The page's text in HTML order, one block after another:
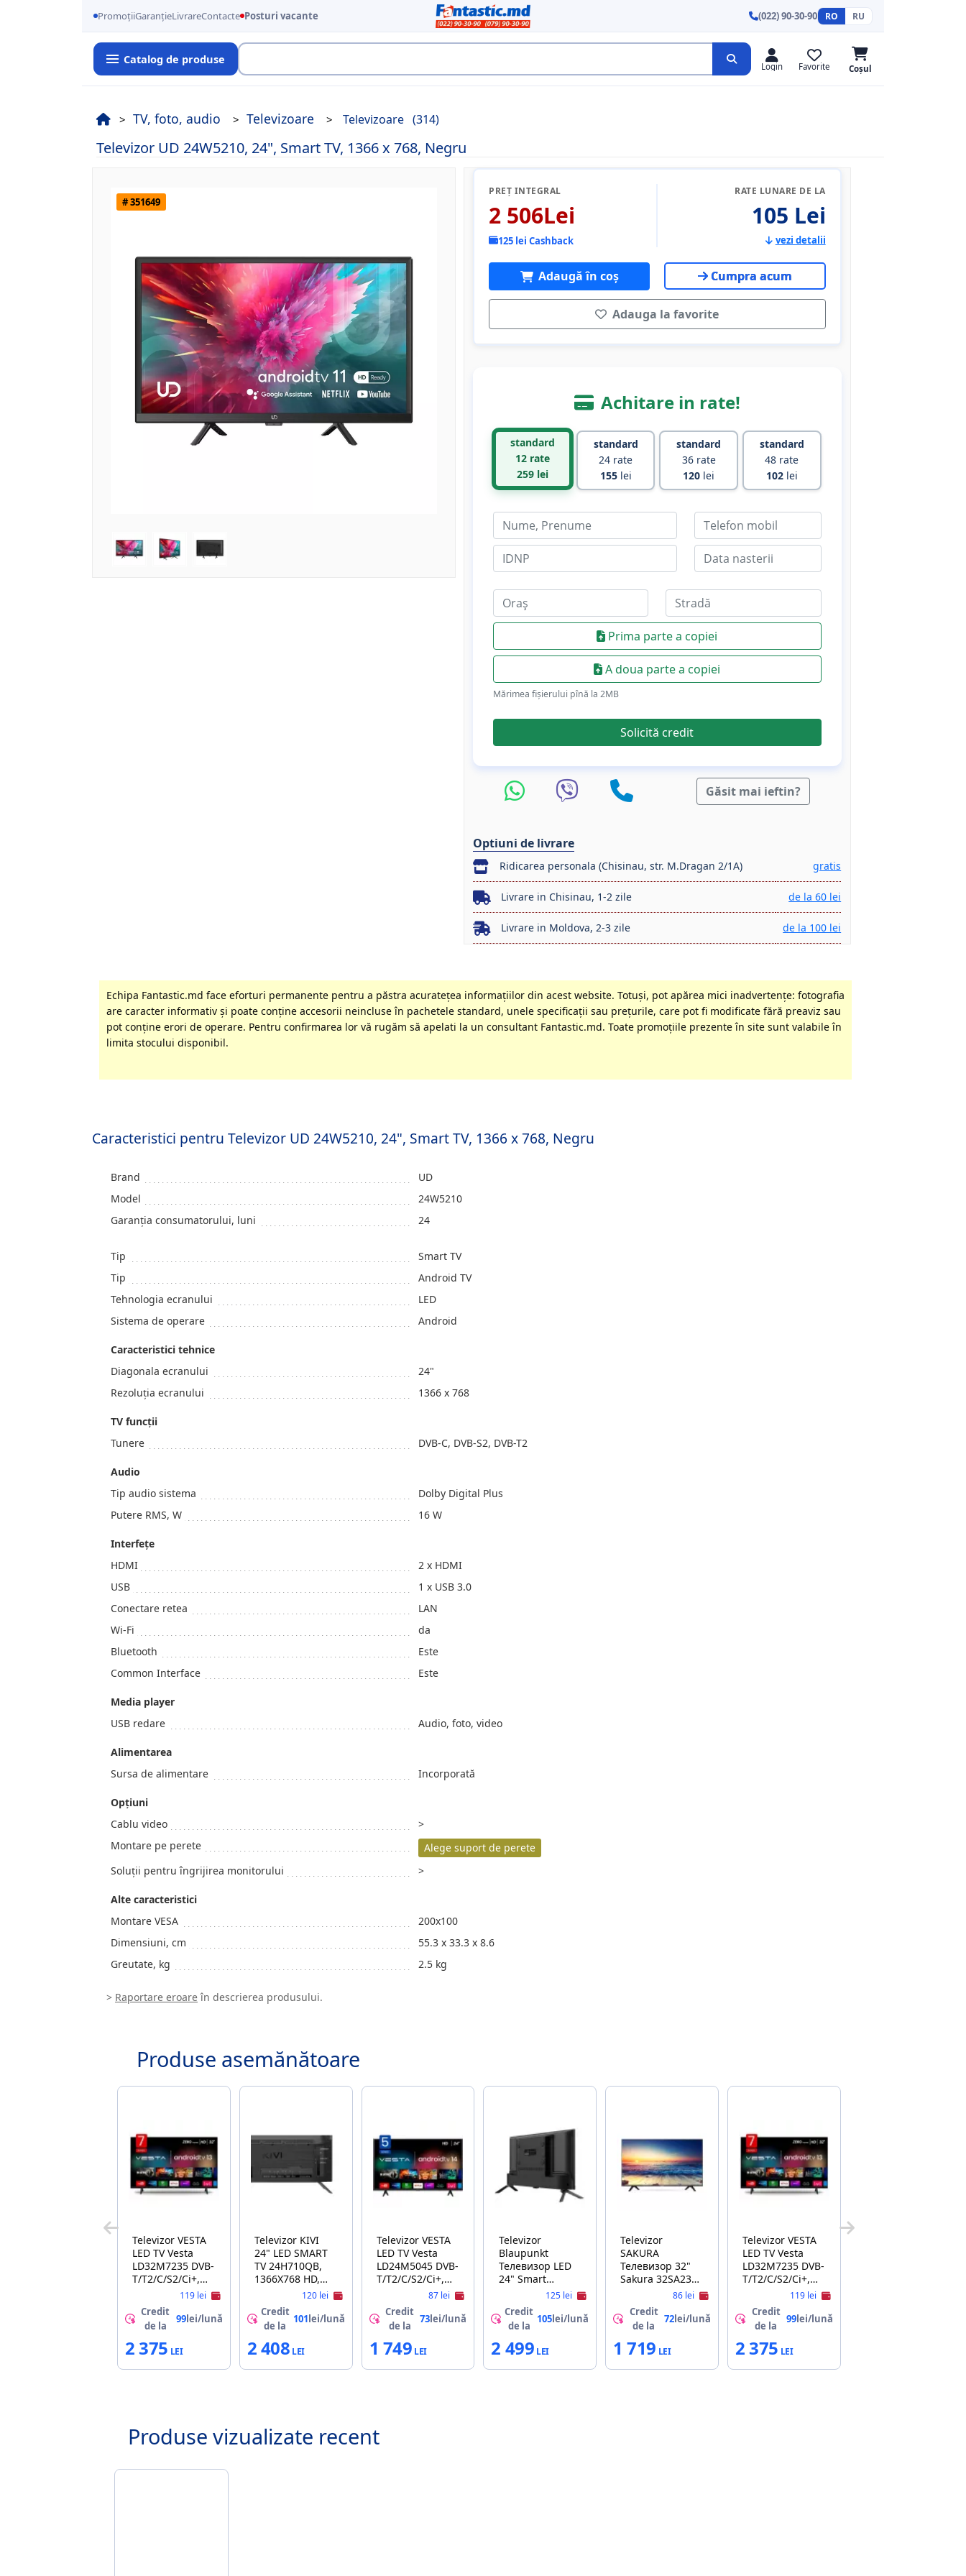
PromoțiiGaranțieLivrareContacte Posturi vacante (022) 90-30-90 RO RU
Catalog de produse
Login Favorite Coșul
TV, foto, audio Televizoare Televizoare (314)
Televizor UD 24W5210, 24", Smart TV, 1366 x 768, Negru
# 351649
PREȚ INTEGRAL
2 506Lei
125 lei Cashback
RATE LUNARE DE LA
105 Lei
vezi detalii
Adaugă în coș Cumpra acum
Adauga la favorite
Achitare in rate!
standard
12 rate
259lei
standard
24 rate
155lei
standard
36 rate
120 lei
standard
48 rate
102lei
Prima parte a copiei
A doua parte a copiei
Mărimea fișierului pînă la 2МB
Solicită credit
Găsit mai ieftin?
Optiuni de livrare
Ridicarea personala (Chisinau, str. M.Dragan 2/1A) gratis
Livrare in Chisinau, 1-2 zile de la 60 lei
Livrare in Moldova, 2-3 zile de la 100 lei
Echipa Fantastic.md face eforturi permanente pentru a păstra acurateţea informaţiilor din acest website. Totuși, pot apărea mici inadvertenţe: fotografia
are caracter informativ şi poate conţine accesorii neincluse în pachetele standard, unele specificaţii sau preţurile, care pot fi modificate fără preaviz sau
pot conţine erori de operare. Pentru confirmarea lor vă rugăm să apelati la un consultant Fantastic.md. Toate promoţiile prezente în site sunt valabile în
limita stocului disponibil.
Caracteristici pentru Televizor UD 24W5210, 24", Smart TV, 1366 x 768, Negru
Brand
UD
Model
24W5210
Garanția consumatorului, luni
24
Tip
Smart TV
Tip
Android TV
Tehnologia ecranului
LED
Sistema de operare
Android
Caracteristici tehnice
Diagonala ecranului
24"
Rezoluţia ecranului
1366 x 768
TV funcţii
Tunere
DVB-C, DVB-S2, DVB-T2
Audio
Tip audio sistema
Dolby Digital Plus
Putere RMS, W
16 W
Interfeţe
HDMI
2 x HDMI
USB
1 x USB 3.0
Conectare retea
LAN
Wi-Fi
da
Bluetooth
Este
Common Interface
Este
Media player
USB redare
Audio, foto, video
Alimentarea
Sursa de alimentare
Incorporată
Opţiuni
Cablu video
>
Montare pe perete
Alege suport de perete
Soluții pentru îngrijirea monitorului
>
Alte caracteristici
Montare VESA
200x100
Dimensiuni, cm
55.3 x 33.3 x 8.6
Greutate, kg
2.5 kg
> Raportare eroareîn descrierea produsului.
Produse asemănătoare
Televizor VESTA
LED TV Vesta
LD32M7235 DVB-
T/T2/C/S2/Ci+,
(Android 13,
1.5GB RAM / 8GB
ROM, Wi-Fi 2.4G,
Bluetooth)
119 lei
Credit
de la
99lei/lună
2 375
Televizor KIVI
24" LED SMART
TV 24H710QB,
1366X768 HD,
ANDROID TV,
BLACK
120 lei
Credit
de la
101lei/lună
2 408
Televizor VESTA
LED TV Vesta
LD24M5045 DVB-
T/T2/C/S2/Ci+,
(Android 14, 1GB
RAM / 8GB ROM,
Wi-Fi 2.4G)
87 lei
Credit
de la
73lei/lună
1 749
Televizor
Blaupunkt
Телевизор LED
24" Smart
Blaupunkt
24WGC5500
125 lei
Credit
de la
105lei/lună
2 499
Televizor
SAKURA
Телевизор 32"
Sakura 32SA23
86 lei
Credit
de la
72lei/lună
1 719
Televizor VESTA
LED TV Vesta
LD32M7235 DVB-
T/T2/C/S2/Ci+,
(Android 13,
1.5GB RAM / 8GB
ROM, Wi-Fi 2.4G,
Bluetooth)
119 lei
Credit
de la
99lei/lună
2 375
Produse vizualizate recent